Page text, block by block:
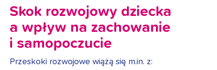
Skok rozwojowy dziecka
a wpływ na zachowanie
i samopoczucie
Przeskoki rozwojowe wiążą się m.in. z: